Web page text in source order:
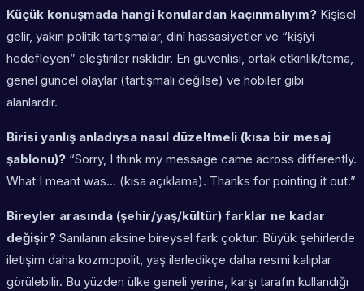
Küçük konuşmada hangi konulardan kaçınmalıyım? Kişisel
gelir, yakın politik tartışmalar, dinî hassasiyetler ve “kişiyi
hedefleyen” eleştiriler risklidir. En güvenlisi, ortak etkinlik/tema,
genel güncel olaylar (tartışmalı değilse) ve hobiler gibi
alanlardır.
Birisi yanlış anladıysa nasıl düzeltmeli (kısa bir mesaj
şablonu)? “Sorry, I think my message came across differently.
What I meant was… (kısa açıklama). Thanks for pointing it out.”
Bireyler arasında (şehir/yaş/kültür) farklar ne kadar
değişir? Sanılanın aksine bireysel fark çoktur. Büyük şehirlerde
iletişim daha kozmopolit, yaş ilerledikçe daha resmi kalıplar
görülebilir. Bu yüzden ülke geneli yerine, karşı tarafın kullandığı